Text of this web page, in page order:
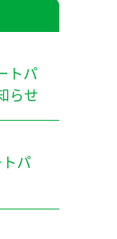
トパ
らせ
パ